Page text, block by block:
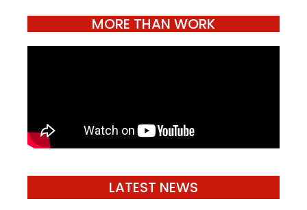
MORE THAN WORK
LATEST NEWS